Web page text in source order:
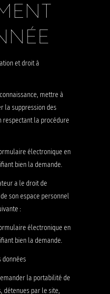
et droit à
mettre à
la suppression des
respectant la procédure
électronique en
bien la demande.
a le droit de
son espace personnel
:
électronique en
bien la demande.
données
la portabilité de
détenues par le site,